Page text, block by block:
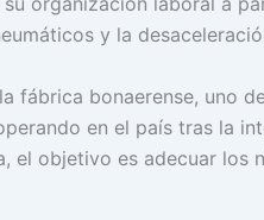
y la
fábrica bonaerense, uno
en el país tras la
el objetivo es adecuar los